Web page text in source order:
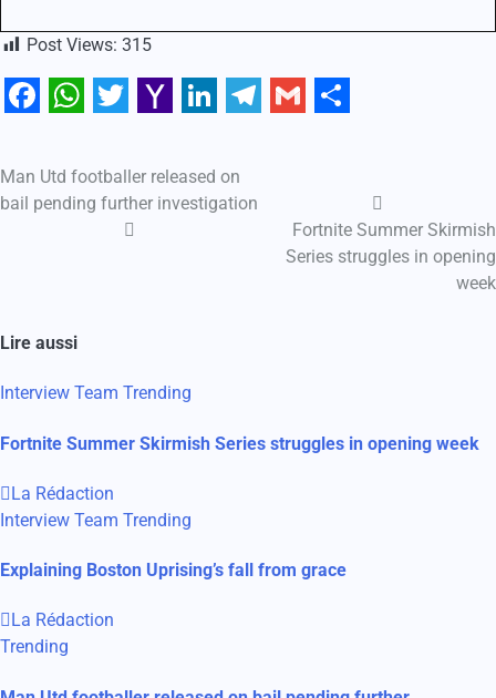
Post Views: 315
Mail
Navigation
Man Utd footballer released on
bail pending further investigation
Fortnite Summer Skirmish
Series struggles in opening
week
Lire aussi
Interview Team Trending
Fortnite Summer Skirmish Series struggles in opening week
La Rédaction
Interview Team Trending
Explaining Boston Uprising’s fall from grace
La Rédaction
Trending